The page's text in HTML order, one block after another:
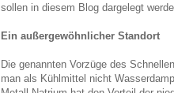
sollen in diesem Blog dargelegt
Ein außergewöhnlicher Standort
Die genannten Vorzüge des
man als Kühlmittel nicht